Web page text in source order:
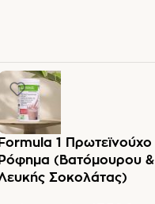
Formula 1 Πρωτεϊνούχο
Ρόφημα (Βατόμουρου &
Σοκολάτας)